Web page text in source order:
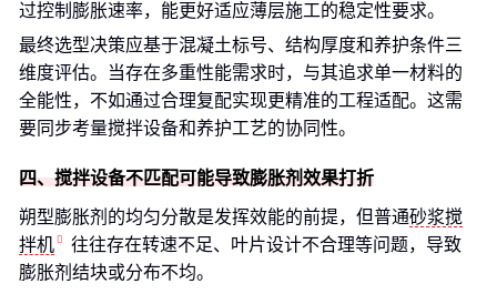
过控制膨胀速率，能更好适应薄层施工的稳定性要求。
最终选型决策应基于混凝土标号、结构厚度和养护条件三
维度评估。当存在多重性能需求时，与其追求单一材料的
全能性，不如通过合理复配实现更精准的工程适配。这需
要同步考量搅拌设备和养护工艺的协同性。
四、搅拌设备不匹配可能导致膨胀剂效果打折
朔型膨胀剂的均匀分散是发挥效能的前提，但普通砂浆搅
拌机
往往存在转速不足、叶片设计不合理等问题，导致
膨胀剂结块或分布不均。